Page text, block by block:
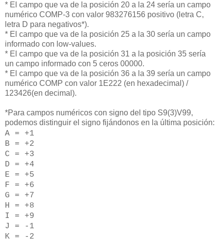
* El campo que va de la posición 20 a la 24 sería un campo
numérico COMP-3 con valor 983276156 positivo (letra C,
letra D para negativos*).
* El campo que va de la posición 25 a la 30 sería un campo
informado con low-values.
* El campo que va de la posición 31 a la posición 35 sería
un campo informado con 5 ceros 00000.
* El campo que va de la posición 36 a la 39 sería un campo
numérico COMP con valor 1E222 (en hexadecimal) /
123426(en decimal).
*Para campos numéricos con signo del tipo S9(3)V99,
podemos distinguir el signo fijándonos en la última posición:
A = +1
B = +2
C = +3
D = +4
E = +5
F = +6
G = +7
H = +8
I = +9
J = -1
K = -2